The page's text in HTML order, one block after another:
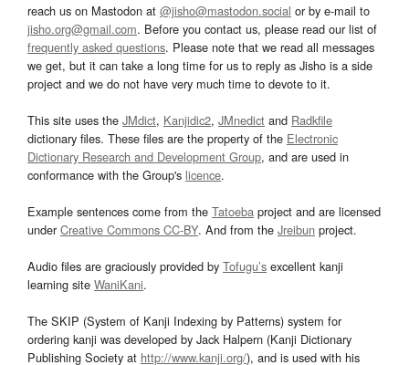
reach us on Mastodon at @jisho@mastodon.social or by e-mail to
jisho.org@gmail.com. Before you contact us, please read our list of
frequently asked questions. Please note that we read all messages
we get, but it can take a long time for us to reply as Jisho is a side
project and we do not have very much time to devote to it.
This site uses the JMdict, Kanjidic2, JMnedict and Radkfile
dictionary files. These files are the property of the Electronic
Dictionary Research and Development Group, and are used in
conformance with the Group's licence.
Example sentences come from the Tatoeba project and are licensed
underCreative Commons CC-BY. And from the Jreibun project.
Audio files are graciously provided by Tofugu’s excellent kanji
learning site WaniKani.
The SKIP (System of Kanji Indexing by Patterns) system for
ordering kanji was developed by Jack Halpern (Kanji Dictionary
Publishing Society at http://www.kanji.org/), and is used with his